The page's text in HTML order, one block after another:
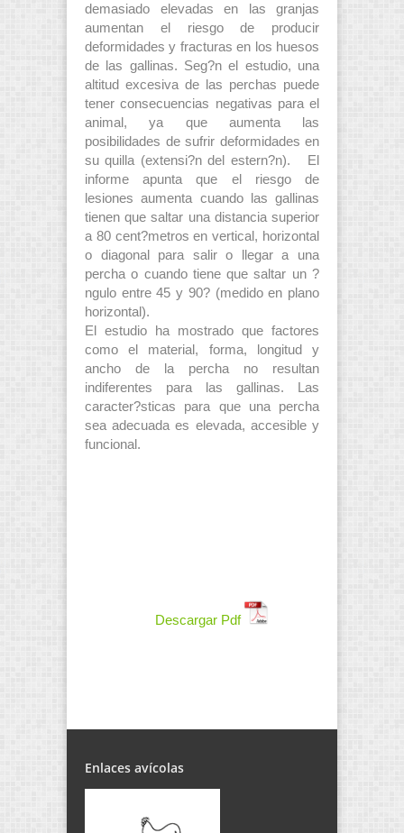
demasiado elevadas en las granjas
aumentan el riesgo de producir
deformidades y fracturas en los huesos
de las gallinas. Seg?n el estudio, una
altitud excesiva de las perchas puede
tener consecuencias negativas para el
animal, ya que aumenta las
posibilidades de sufrir deformidades en
su quilla (extensi?n del estern?n). El
informe apunta que el riesgo de
lesiones aumenta cuando las gallinas
tienen que saltar una distancia superior
a 80 cent?metros en vertical, horizontal
o diagonal para salir o llegar a una
percha o cuando tiene que saltar un ?
ngulo entre 45 y 90? (medido en plano
horizontal).
El estudio ha mostrado que factores
como el material, forma, longitud y
ancho de la percha no resultan
indiferentes para las gallinas. Las
caracter?sticas para que una percha
sea adecuada es elevada, accesible y
funcional.
Descargar Pdf
Enlaces avícolas